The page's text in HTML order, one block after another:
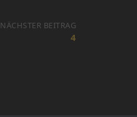
NÄCHSTER BEITRAG
4